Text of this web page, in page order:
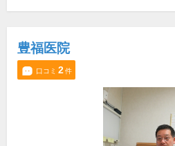
豊福医院
口コミ 2件